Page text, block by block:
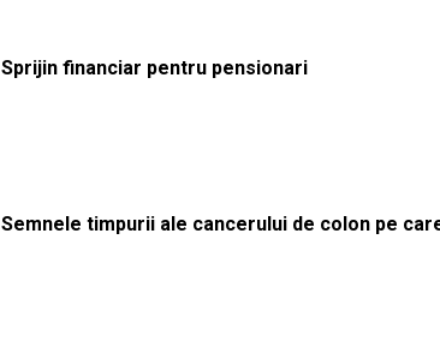
Sprijin financiar pentru pensionari
Semnele timpurii ale cancerului de colon pe